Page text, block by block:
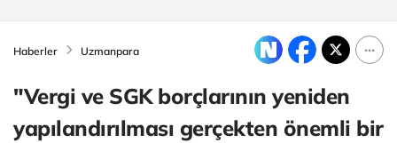
Haberler Uzmanpara
"Vergi ve SGK borçlarının yeniden
yapılandırılması gerçekten önemli bir